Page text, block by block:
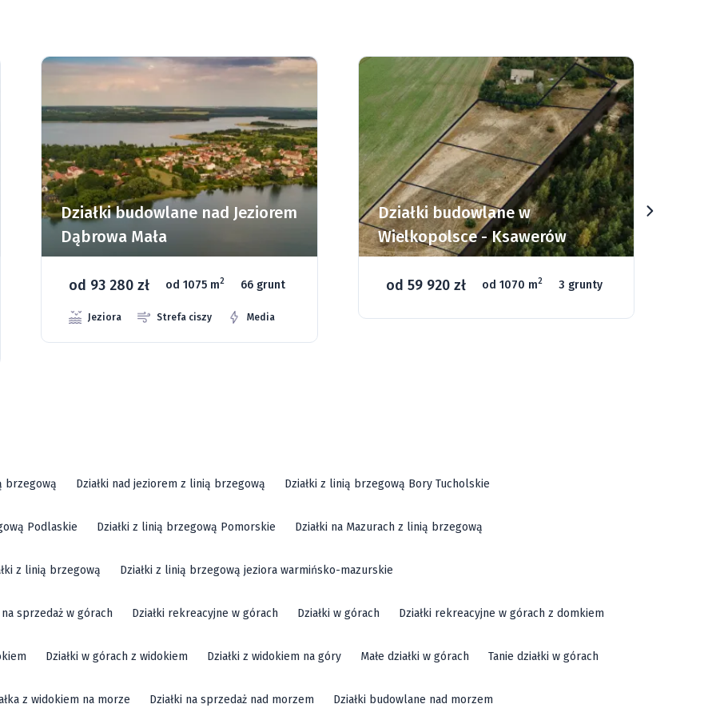
Działki budowlane w
Wielkopolsce - Ksawerów
od 59 920 zł od 1070 m2 3 grunty
Działki w Górach Sowich -
Sierpnica
od 135 000 zł od 1000 m 2
brzegową Działki nad jeziorem z linią brzegową Działki z linią brzegową Bory Tucholskie
Podlaskie Działki z linią brzegową Pomorskie Działki na Mazurach z linią brzegową
z linią brzegową Działki z linią brzegową jeziora warmińsko-mazurskie
na sprzedaż w górach Działki rekreacyjne w górach Działki w górach Działki rekreacyjne w górach z domkiem
Działki w górach z widokiem Działki z widokiem na góry Małe działki w górach Tanie działki w górach
z widokiem na morze Działki na sprzedaż nad morzem Działki budowlane nad morzem